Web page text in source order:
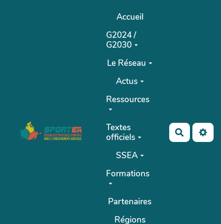
Accueil
G2024 /
G2030
Le Réseau
Actus
Ressources
Textes
officiels
SSEA
Formations
Partenaires
Régions